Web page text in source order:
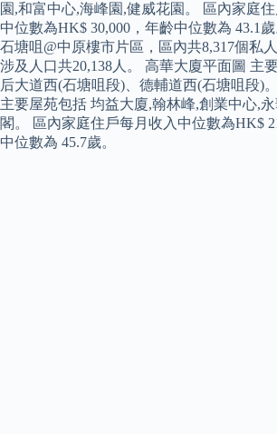
園,和富中心,海峰園,健威花園。 區內家庭
中位數為HK$ 30,000，年齡中位數為 43.1
石塘咀@中原樓市片區，區內共8,317個私
涉及人口共20,138人。 高華大廈平面圖 主
后大道西(石塘咀段)、德輔道西(石塘咀段)
主要屋苑包括 均益大廈,翰林峰,創業中心,
閣。 區內家庭住戶每月收入中位數為HK$
中位數為 45.7歲。